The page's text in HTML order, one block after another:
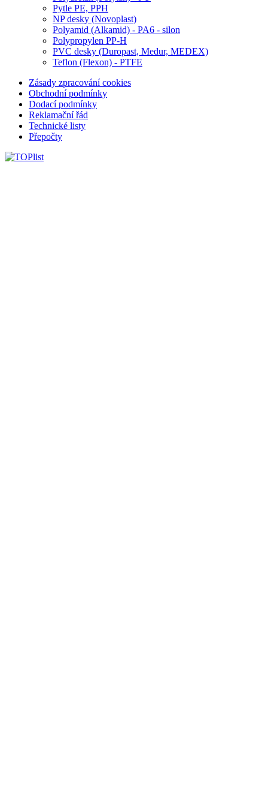
Pytle PE, PPH
NP desky (Novoplast)
Polyamid (Alkamid) - PA6 - silon
Polypropylen PP-H
PVC desky (Duropast, Medur, MEDEX)
Teflon (Flexon) - PTFE
Zásady zpracování cookies
Obchodní podmínky
Dodací podmínky
Reklamační řád
Technické listy
Přepočty